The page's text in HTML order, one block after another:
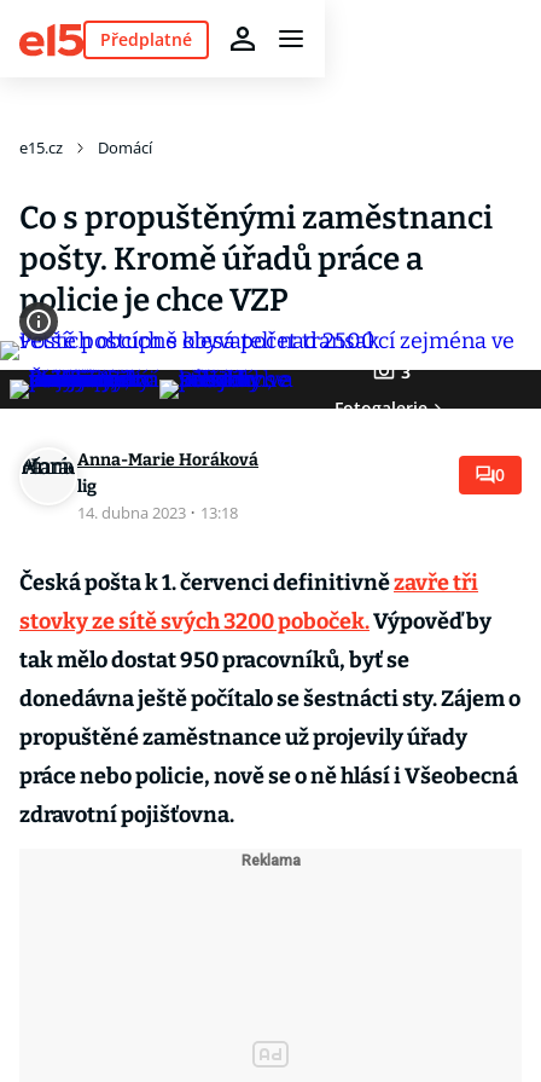
Předplatné
e15.cz Domácí
Co s propuštěnými zaměstnanci
pošty. Kromě úřadů práce a
policie je chce VZP
3
Fotogalerie
Anna-Marie Horáková
lig
14. dubna 2023 · 13:18
0
Česká pošta k 1. červenci definitivnězavře tři
stovky ze sítě svých 3200 poboček.Výpověď by
tak mělo dostat 950 pracovníků, byť se
donedávna ještě počítalo se šestnácti sty. Zájem o
propuštěné zaměstnance už projevily úřady
práce nebo policie, nově se o ně hlásí i Všeobecná
zdravotní pojišťovna.